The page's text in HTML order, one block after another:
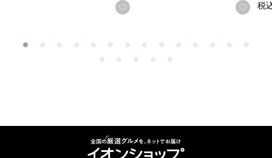
お気に入りに登録する お気
税